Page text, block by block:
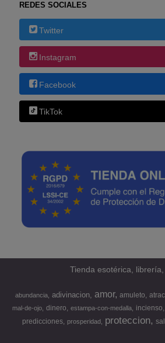
REDES SOCIALES
Twitter
Instagram
Facebook
TikTok
Tienda esotérica, librería,
abundancia adivinacion amor amuleto
mal-de-ojo
dinero estampa-con-medalla incienso
predicciones prosperidad proteccion